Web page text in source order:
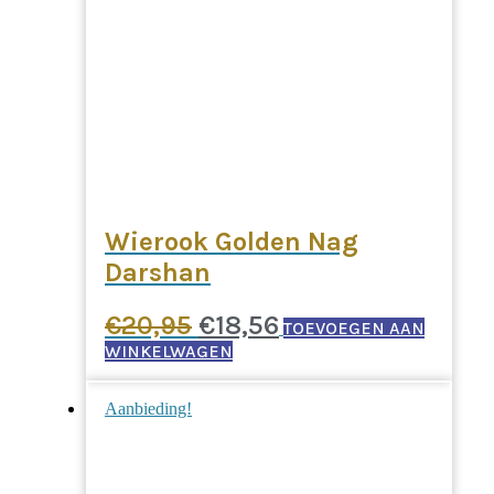
Wierook Golden Nag
Darshan
€20,95 Oorspronkelijke
prijs
was:
€18,56Huidige
is:
TOEVOEGEN AAN
WINKELWAGEN
Aanbieding!